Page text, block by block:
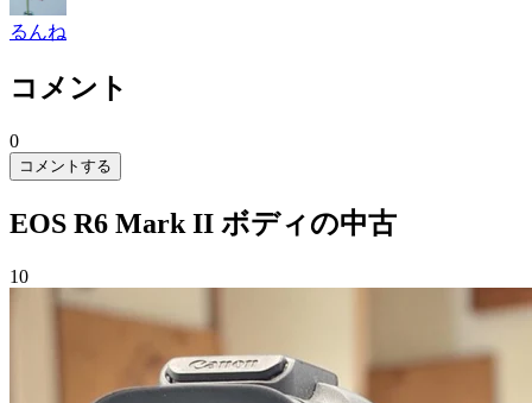
るんね
コメント
0
コメントする
EOS R6 Mark II ボディの中古
10